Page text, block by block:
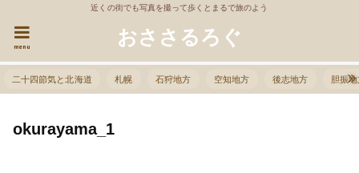
近くの街でも写真を撮って歩くとまるで旅のよう
おささるろぐ
menu
二十四節気と北海道 札幌 石狩地方 空知地方 後志地方 胆振
okurayama_1